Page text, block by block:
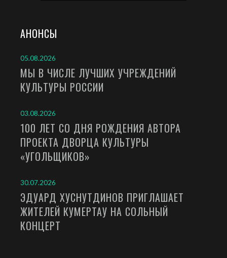
АНОНСЫ
05.08.2026
МЫ В ЧИСЛЕ ЛУЧШИХ УЧРЕЖДЕНИЙ
КУЛЬТУРЫ РОССИИ
03.08.2026
100 ЛЕТ СО ДНЯ РОЖДЕНИЯ АВТОРА
ПРОЕКТА ДВОРЦА КУЛЬТУРЫ
«УГОЛЬЩИКОВ»
30.07.2026
ЭДУАРД ХУСНУТДИНОВ ПРИГЛАШАЕТ
ЖИТЕЛЕЙ КУМЕРТАУ НА СОЛЬНЫЙ
КОНЦЕРТ